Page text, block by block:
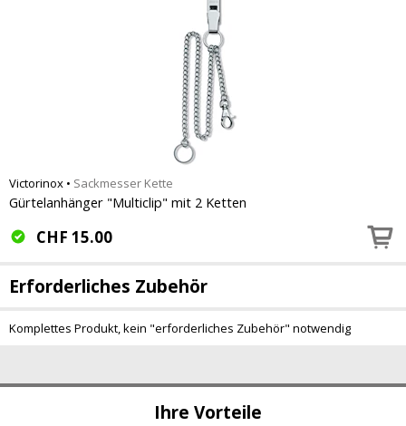
Ihre Vorteile
Victorinox • Sackmesser Kette
Gürtelanhänger "Multiclip" mit 2 Ketten
CHF 15.00
Erforderliches Zubehör
Komplettes Produkt, kein "erforderliches Zubehör" notwendig